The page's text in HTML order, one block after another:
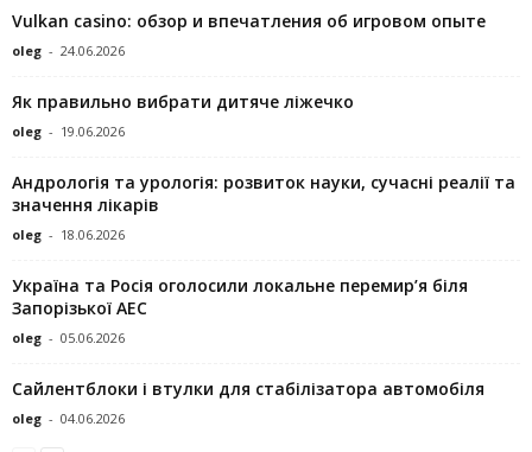
Vulkan casino: обзор и впечатления об игровом опыте
oleg - 24.06.2026
Як правильно вибрати дитяче ліжечко
oleg - 19.06.2026
Андрологія та урологія: розвиток науки, сучасні реалії та
значення лікарів
oleg - 18.06.2026
Україна та Росія оголосили локальне перемир’я біля
Запорізької АЕС
oleg - 05.06.2026
Сайлентблоки і втулки для стабілізатора автомобіля
oleg - 04.06.2026